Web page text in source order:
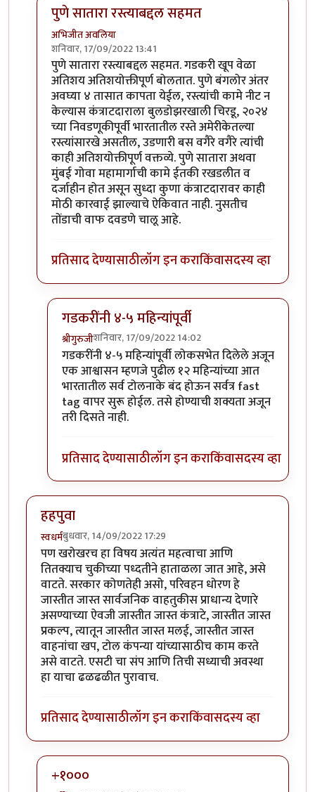
पुणे सातारा रस्त्याबद्दल सहमत
अभिजीत अवलिया
शनिवार, 17/09/2022 13:41
In reply toगडकरी साहेब कितीही विनोद आणिby
पुणे सातारा रस्त्याबद्दल सहमत. गडकरी खूप वेळा
अतिशय अतिशयोक्तीपूर्ण बोलतात. पुणे बंगलोर अंतर
अवघ्या ४ तासात कापता येईल, रस्त्यांची कामे नीट न
केल्यास कंत्राटदाराला बुलडोझरखाली चिरडू, २०२४
च्या निवडणूकीपूर्वी भारतातील रस्ते अमेरीकेतल्या
रस्त्यांसारखे असतील, उडणारी बस वगैरे वगैरे त्यांची
काही अतिशयोक्तीपूर्ण वक्तव्ये. पुणे सातारा अथवा
मुंबई गोवा महामार्गाची कामे ईतकी रखडलीत व
दर्जाहीन होत असून सुध्दा कुणा कंत्राटदारावर काही
मोठी कारवाई झाल्याचे ऐकिवात नाही. नुसतीच
तोंडाची वाफ दवडणे चालू आहे.
प्रतिसाद देण्यासाठीलॉग इन कराकिंवासदस्य व्हा
गडकरींनी ४-५ महिन्यांपूर्वी
श्रीगुरुजीशनिवार, 17/09/2022 14:02
In reply toपुणे सातारा रस्त्याबद्दल सहमतbyअभिजीत
गडकरींनी ४-५ महिन्यांपूर्वी लोकसभेत दिलेले अजून
एक आश्वासन म्हणजे पुढील १२ महिन्यांच्या आत
भारतातील सर्व टोलनाके बंद होऊन सर्वत्र fast
tag वापर सुरू होईल. तसे होण्याची शक्यता अजून
तरी दिसते नाही.
प्रतिसाद देण्यासाठीलॉग इन कराकिंवासदस्य व्हा
हहपुवा
स्वधर्मबुधवार, 14/09/2022 17:29
पण खरोखरच हा विषय अत्यंत महत्वाचा आणि
तितक्याच चुकीच्या पध्दतीने हाताळला जात आहे, असे
वाटते. सरकार कोणतेही असो, परिवहन धोरण हे
जास्तीत जास्त सार्वजनिक वाहतुकीस प्राधान्य देणारे
असण्याच्या ऐवजी जास्तीत जास्त कंत्राटे, जास्तीत जास्त
प्रकल्प, त्यातून जास्तीत जास्त मलई, जास्तीत जास्त
वाहनांचा खप, टोल कंपन्या यांच्यासाठीच काम करते
असे वाटते. एसटी चा संप आणि तिची सध्याची अवस्था
हा याचा ढळढळीत पुरावाच.
प्रतिसाद देण्यासाठीलॉग इन कराकिंवासदस्य व्हा
+१०००